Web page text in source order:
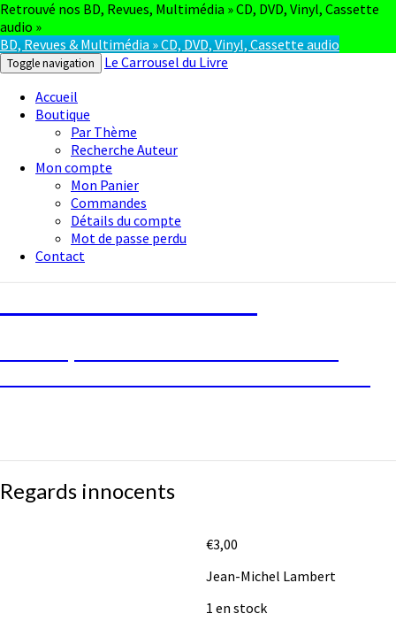
Retrouvé nos BD, Revues, Multimédia » CD, DVD, Vinyl, Cassette
audio »
BD, Revues & Multimédia » CD, DVD, Vinyl, Cassette audio
Toggle navigation
Le Carrousel du Livre
Accueil
Boutique
Par Thème
Recherche Auteur
Mon compte
Mon Panier
Commandes
Détails du compte
Mot de passe perdu
Contact
Regards
innocents
Regards innocents
€3,00
Jean-Michel Lambert
1 en stock